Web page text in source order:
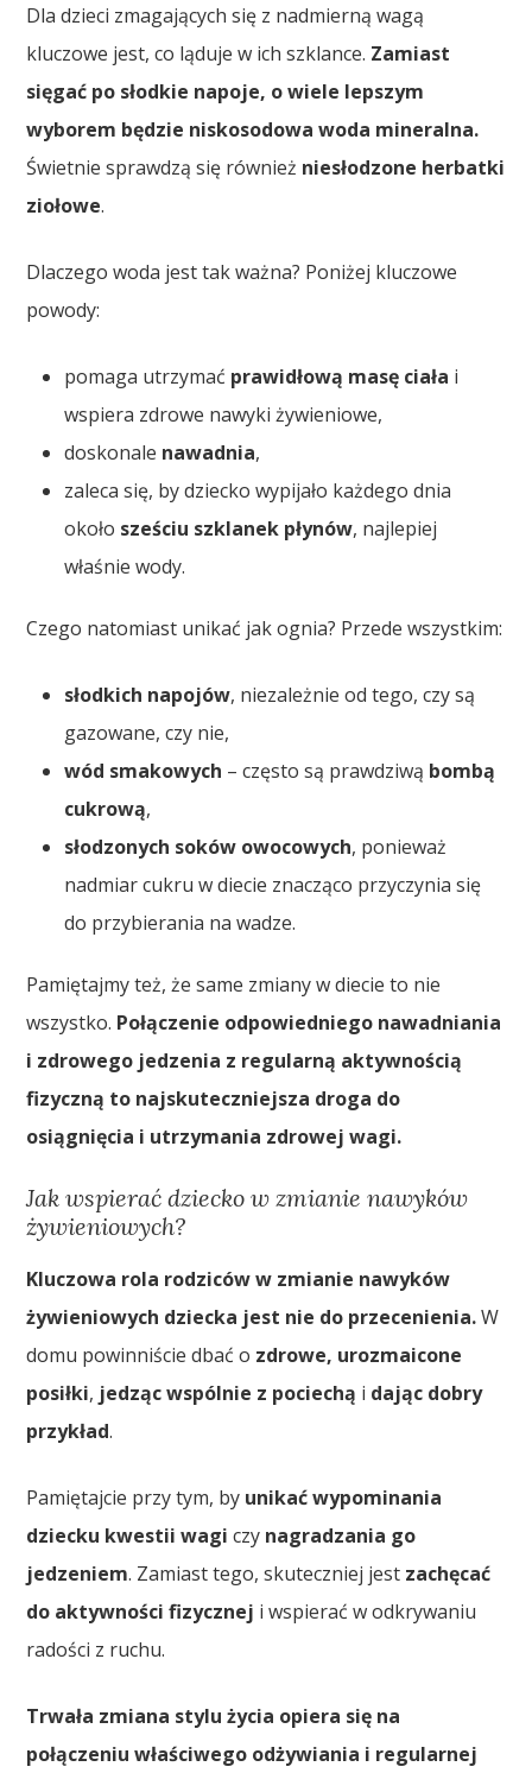
Dla dzieci zmagających się z nadmierną wagą
kluczowe jest, co ląduje w ich szklance. Zamiast
sięgać po słodkie napoje, o wiele lepszym
wyborem będzie niskosodowa woda mineralna.
Świetnie sprawdzą się również niesłodzone herbatki
ziołowe.
Dlaczego woda jest tak ważna? Poniżej kluczowe
powody:
pomaga utrzymać prawidłową masę ciała i
wspiera zdrowe nawyki żywieniowe,
doskonale nawadnia,
zaleca się, by dziecko wypijało każdego dnia
około sześciu szklanek płynów, najlepiej
właśnie wody.
Czego natomiast unikać jak ognia? Przede wszystkim:
słodkich napojów, niezależnie od tego, czy są
gazowane, czy nie,
wód smakowych – często są prawdziwą bombą
cukrową,
słodzonych soków owocowych, ponieważ
nadmiar cukru w diecie znacząco przyczynia się
do przybierania na wadze.
Pamiętajmy też, że same zmiany w diecie to nie
wszystko. Połączenie odpowiedniego nawadniania
i zdrowego jedzenia z regularną aktywnością
fizyczną to najskuteczniejsza droga do
osiągnięcia i utrzymania zdrowej wagi.
Jak wspierać dziecko w zmianie nawyków
żywieniowych?
Kluczowa rola rodziców w zmianie nawyków
żywieniowych dziecka jest nie do przecenienia.W
domu powinniście dbać o zdrowe, urozmaicone
posiłki, jedząc wspólnie z pociechą i dając dobry
przykład.
Pamiętajcie przy tym, by unikać wypominania
dziecku kwestii wagi czy nagradzania go
jedzeniem. Zamiast tego, skuteczniej jest zachęcać
do aktywności fizycznej i wspierać w odkrywaniu
radości z ruchu.
Trwała zmiana stylu życia opiera się na
połączeniu właściwego odżywiania i regularnej